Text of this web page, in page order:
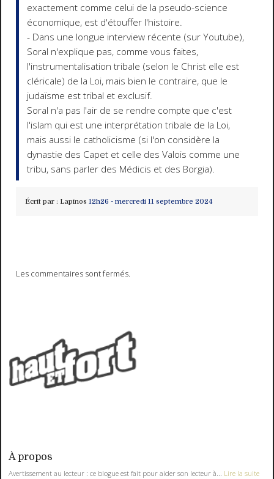
À propos
Avertissement au lecteur : ce blogue est fait pour aider son lecteur à... Lire la suite
exactement comme celui de la pseudo-science
économique, est d'étouffer l'histoire.
- Dans une longue interview récente (sur Youtube),
Soral n'explique pas, comme vous faites,
l'instrumentalisation tribale (selon le Christ elle est
cléricale) de la Loi, mais bien le contraire, que le
judaïsme est tribal et exclusif.
Soral n'a pas l'air de se rendre compte que c'est
l'islam qui est une interprétation tribale de la Loi,
mais aussi le catholicisme (si l'on considère la
dynastie des Capet et celle des Valois comme une
tribu, sans parler des Médicis et des Borgia).
Écrit par : Lapinos 12h26 - mercredi 11 septembre 2024
Les commentaires sont fermés.